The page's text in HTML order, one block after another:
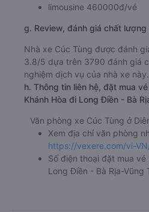
limousine 460000đ/vé
g. Review, đánh giá chất lượng
Nhà xe Cúc Tùng được đánh
3.8/5 dựa trên 3790 đánh giá
nghiệm dịch vụ của nhà xe này.
h. Thông tin liên hệ, đặt mua
Khánh Hòa đi Long Điền - Bà
Văn phòng xe Cúc Tùng ở
Xem địa chỉ văn phòng
https://vexere.com/vi-
Số điện thoại đặt mua vé
Long Điền - Bà Rịa-Vũng